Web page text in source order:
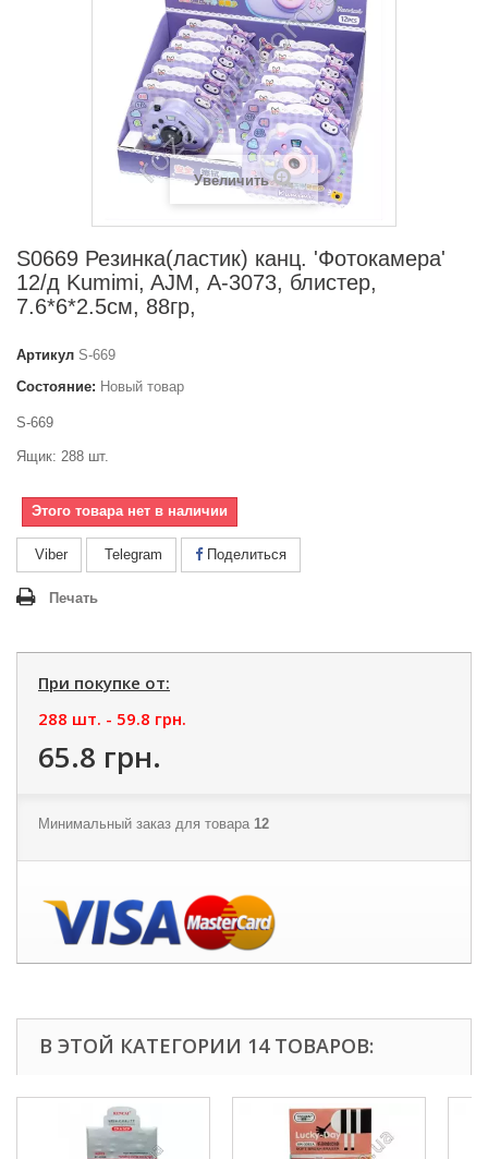
Увеличить
S0669 Резинка(ластик) канц. 'Фотокамера'
12/д Kumimi, AJM, А-3073, блистер,
7.6*6*2.5см, 88гр,
Артикул S-669
Состояние: Новый товар
S-669
Ящик: 288 шт.
Этого товара нет в наличии
Viber Telegram Поделиться
Печать
При покупке от:
288 шт. - 59.8 грн.
65.8 грн.
Минимальный заказ для товара 12
В ЭТОЙ КАТЕГОРИИ 14 ТОВАРОВ: